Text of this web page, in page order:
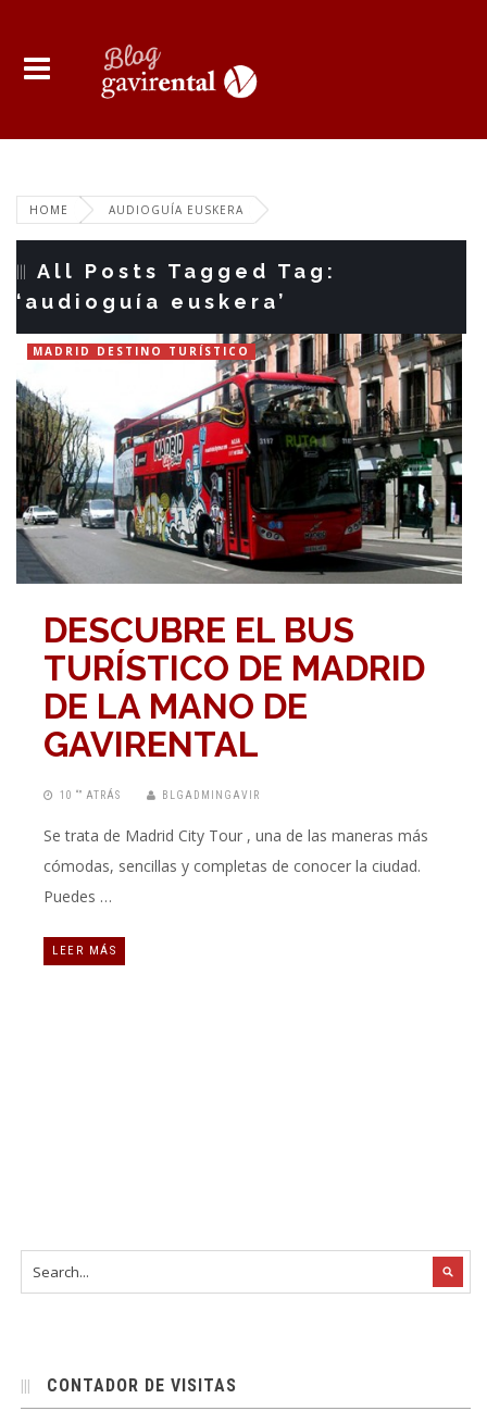
HOME AUDIOGUÍA EUSKERA
All Posts Tagged Tag:
‘audioguía euskera’
MADRID DESTINO TURÍSTICO
DESCUBRE EL BUS
TURÍSTICO DE MADRID
DE LA MANO DE
GAVIRENTAL
10 “” ATRÁS BLGADMINGAVIR
Se trata de Madrid City Tour , una de las maneras más
cómodas, sencillas y completas de conocer la ciudad.
Puedes …
LEER MÁS
CONTADOR DE VISITAS